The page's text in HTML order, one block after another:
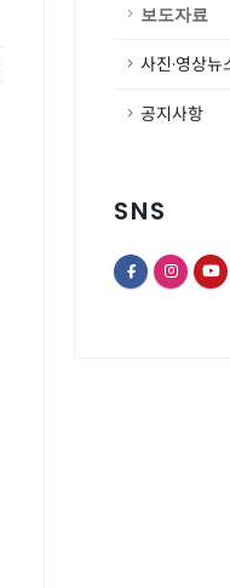
보도자료
사진·영상뉴
공지사항
SNS
opens aopens